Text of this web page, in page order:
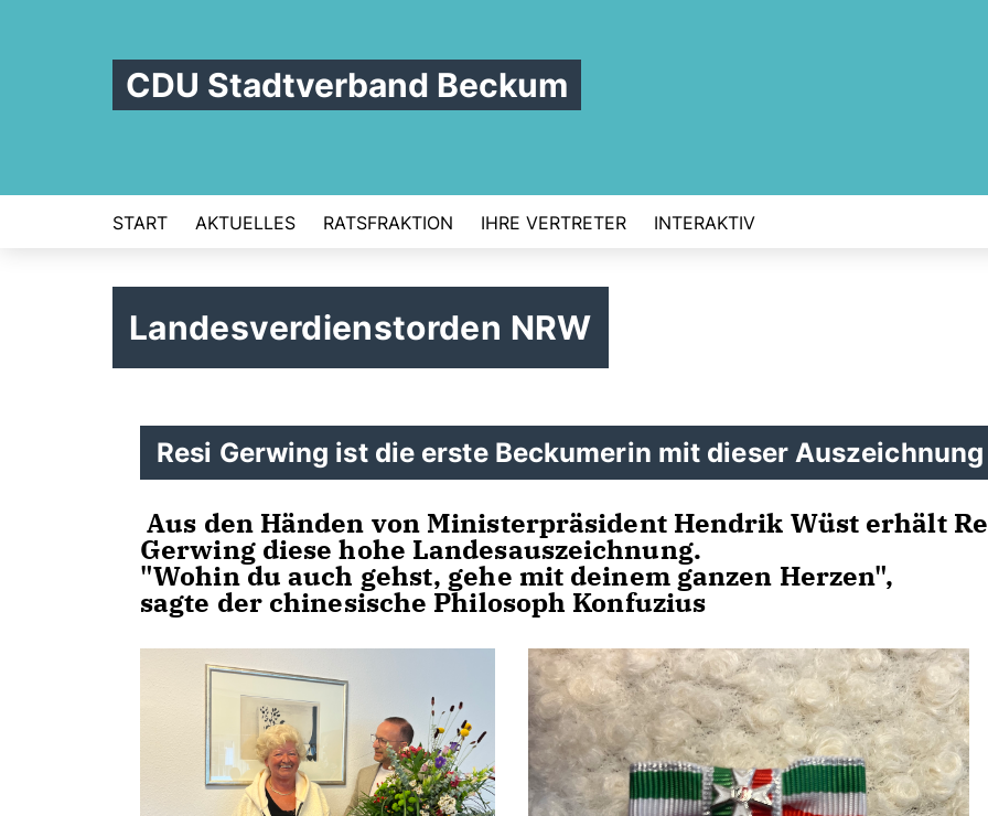
CDU Stadtverband Beckum
START AKTUELLES RATSFRAKTION IHRE VERTRETER INTERAKTIV
Landesverdienstorden NRW
Resi Gerwing ist die erste Beckumerin mit dieser Auszeichnung
Aus den Händen von Ministerpräsident Hendrik Wüst erhält
Gerwing diese hohe Landesauszeichnung.
"Wohin du auch gehst, gehe mit deinem ganzen Herzen",
sagte der chinesische Philosoph Konfuzius